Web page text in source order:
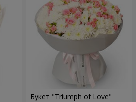
Букет "Triumph of Love"